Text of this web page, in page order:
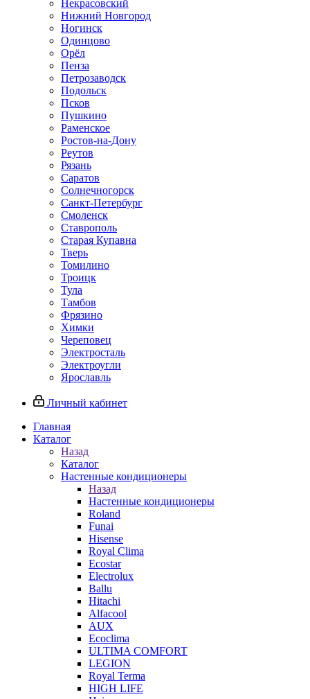
Некрасовский
Нижний Новгород
Ногинск
Одинцово
Орёл
Пенза
Петрозаводск
Подольск
Псков
Пушкино
Раменское
Ростов-на-Дону
Реутов
Рязань
Саратов
Солнечногорск
Санкт-Петербург
Смоленск
Ставрополь
Старая Купавна
Тверь
Томилино
Троицк
Тула
Тамбов
Фрязино
Химки
Череповец
Электросталь
Электроугли
Ярославль
Личный кабинет
Главная
Каталог
Назад
Каталог
Настенные кондиционеры
Назад
Настенные кондиционеры
Roland
Funai
Hisense
Royal Clima
Ecostar
Electrolux
Ballu
Hitachi
Alfacool
AUX
Ecoclima
ULTIMA COMFORT
LEGION
Royal Terma
HIGH LIFE